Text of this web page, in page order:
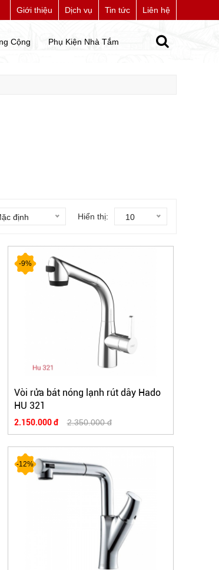
tôiGiới thiệu Dịch vụ Tin tức Liên hệ
Cộng Phụ Kiện Nhà Tắm
định Hiển thị: 10
-9%
Vòi rửa bát nóng lạnh rút dây Hado
HU 321
2.150.000 đ 2.350.000 đ
-12%